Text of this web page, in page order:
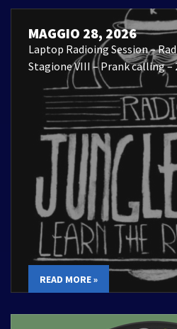
MAGGIO 28, 2026
Laptop Radioing Session –
Stagione VIII – Prank calling –
READ MORE »